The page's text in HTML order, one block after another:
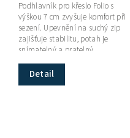
Detail
Podhlavník pro křeslo Folio s
výškou 7 cm zvyšuje komfort při
sezení. Upevnění na suchý zip
zajišťuje stabilitu, potah je
snímatelný a pratelný.